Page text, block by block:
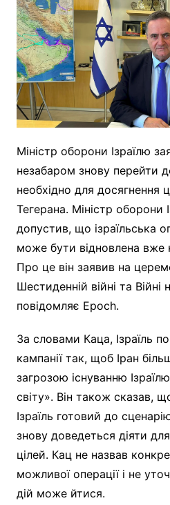
Міністр оборони Ізраїлю
незабаром знову перейти
необхідно для досягнення
Тегерана. Міністр оборони
допустив, що ізраїльська
може бути відновлена
Про це він заявив на
Шестиденній війні та
повідомляє Epoch.
За словами Каца, Ізраїль
кампанії так, щоб Іран
загрозою існуванню
світу». Він також сказав,
Ізраїль готовий до
знову доведеться діяти
цілей. Кац не назвав
можливої операції і не
дій може йтися.